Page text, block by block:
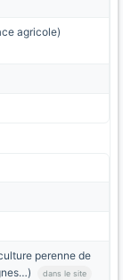
agricole)
perenne de
dans le site